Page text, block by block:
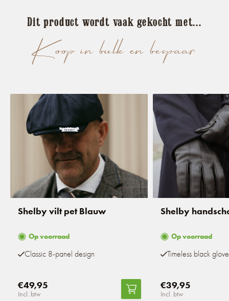
Koop in bulk en bespaar
Dit product wordt vaak gekocht met...
Shelby vilt pet Blauw
Op voorraad
Classic 8-panel design
€49,95
Incl. btw
Shelby
Op voorraad
Timeless black
€39,95
Incl. btw